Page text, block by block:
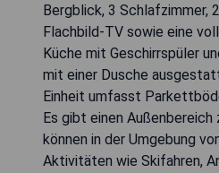
Bergblick, 3 Schlafzimmer,
Flachbild-TV sowie eine
Küche mit Geschirrspüler
mit einer Dusche
Einheit umfasst
Es gibt einen Außenbereich
können in der Umgebung
Aktivitäten wie Skifahren,